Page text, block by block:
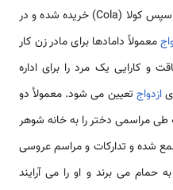
(مهریه صرف خرید جهیزیه می شود). سپس کولا (Cola) خریده شده و در
معمولاً دامادها برای مادر زن کار
و کارایی یک مرد را برای اداره
ازدواج تعیین می شود. معمولأ دو
طی مراسمی دختر را به خانه شوهر
شده و تدارکات و مراسم عروسی
می برند و او را می آرایند